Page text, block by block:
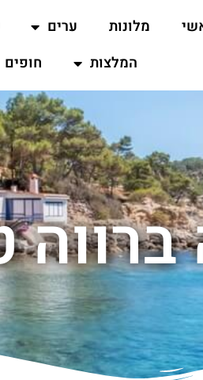
מלונות ערים
המלצות
חופים